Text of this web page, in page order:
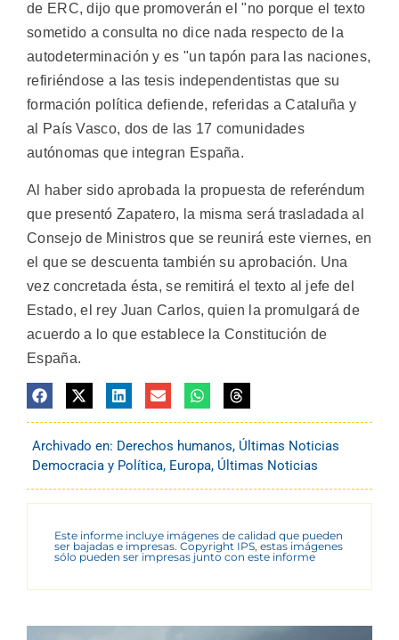
de ERC, dijo que promoverán el "no porque el texto
sometido a consulta no dice nada respecto de la
autodeterminación y es "un tapón para las naciones,
refiriéndose a las tesis independentistas que su
formación política defiende, referidas a Cataluña y
al País Vasco, dos de las 17 comunidades
autónomas que integran España.
Al haber sido aprobada la propuesta de referéndum
que presentó Zapatero, la misma será trasladada al
Consejo de Ministros que se reunirá este viernes, en
el que se descuenta también su aprobación. Una
vez concretada ésta, se remitirá el texto al jefe del
Estado, el rey Juan Carlos, quien la promulgará de
acuerdo a lo que establece la Constitución de
España.
Archivado en: Derechos humanos, Últimas Noticias
Democracia y Política, Europa, Últimas Noticias
Este informe incluye imágenes de calidad que pueden
ser bajadas e impresas. Copyright IPS, estas imágenes
sólo pueden ser impresas junto con este informe